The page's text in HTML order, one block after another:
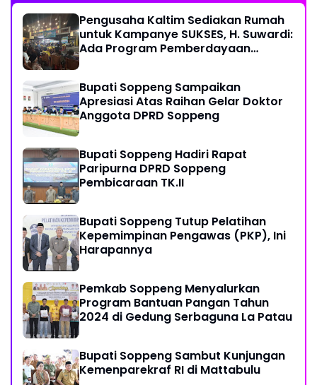
Pengusaha Kaltim Sediakan Rumah
untuk Kampanye SUKSES, H. Suwardi:
Ada Program Pemberdayaan
Bupati Soppeng Sampaikan
Apresiasi Atas Raihan Gelar Doktor
Anggota DPRD Soppeng
Bupati Soppeng Hadiri Rapat
Paripurna DPRD Soppeng
Pembicaraan TK.II
Bupati Soppeng Tutup Pelatihan
Kepemimpinan Pengawas (PKP), Ini
Harapannya
Pemkab Soppeng Menyalurkan
Program Bantuan Pangan Tahun
2024 di Gedung Serbaguna La Patau
Bupati Soppeng Sambut Kunjungan
Kemenparekraf RI di Mattabulu